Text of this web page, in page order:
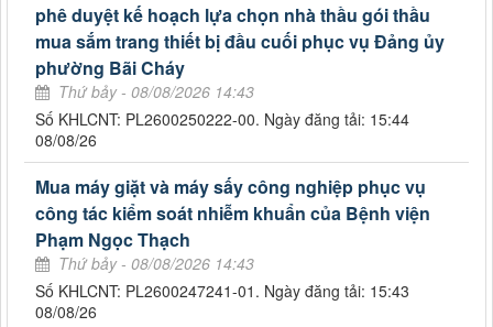
phê duyệt kế hoạch lựa chọn nhà thầu gói thầu
mua sắm trang thiết bị đầu cuối phục vụ Đảng ủy
phường Bãi Cháy
Thứ bảy - 08/08/2026 14:43
Số KHLCNT: PL2600250222-00. Ngày đăng tải: 15:44
08/08/26
Mua máy giặt và máy sấy công nghiệp phục vụ
công tác kiểm soát nhiễm khuẩn của Bệnh viện
Phạm Ngọc Thạch
Thứ bảy - 08/08/2026 14:43
Số KHLCNT: PL2600247241-01. Ngày đăng tải: 15:43
08/08/26